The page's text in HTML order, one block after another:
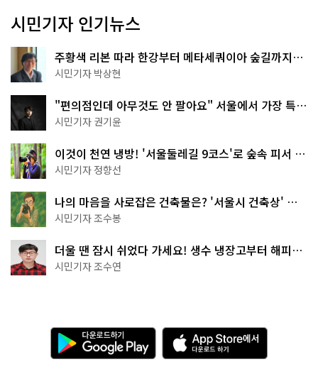
시민기자 인기뉴스
주황색 리본 따라 한강부터 메타세쿼이아 숲길까지…
서울둘레길 15코스
시민기자 박상현
"편의점인데 아무것도 안 팔아요" 서울에서 가장 특별
한 편의점의 정체
시민기자 권기윤
이것이 천연 냉방! '서울둘레길 9코스'로 숲속 피서 떠
나볼까
시민기자 정향선
나의 마음을 사로잡은 건축물은? '서울시 건축상' 수
상작 공개!
시민기자 조수봉
더울 땐 잠시 쉬었다 가세요! 생수 냉장고부터 해피소
·무더위쉼터까지
시민기자 조수연
다
운
로
A
p
p